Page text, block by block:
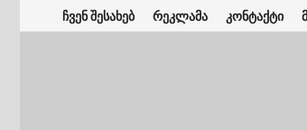
to
ჩვენ შესახებ რეკლამა კონტაქტი